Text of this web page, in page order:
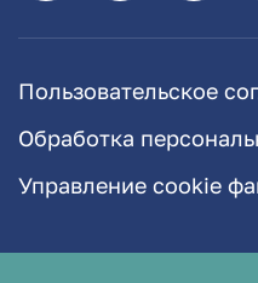
Пользовательское
Обработка
Управление cookie